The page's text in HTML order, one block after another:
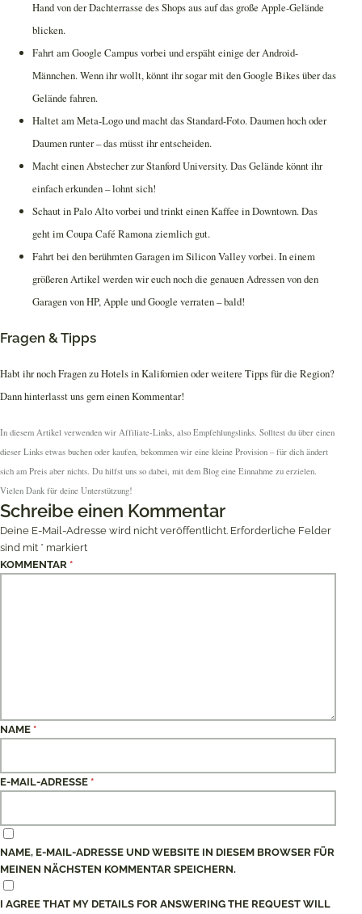
Hand von der Dachterrasse des Shops aus auf das große Apple-Gelände
blicken.
Fahrt am Google Campus vorbei und erspäht einige der Android-
Männchen. Wenn ihr wollt, könnt ihr sogar mit den Google Bikes über das
Gelände fahren.
Haltet am Meta-Logo und macht das Standard-Foto. Daumen hoch oder
Daumen runter – das müsst ihr entscheiden.
Macht einen Abstecher zur Stanford University. Das Gelände könnt ihr
einfach erkunden – lohnt sich!
Schaut in Palo Alto vorbei und trinkt einen Kaffee in Downtown. Das
geht im Coupa Café Ramona ziemlich gut.
Fahrt bei den berühmten Garagen im Silicon Valley vorbei. In einem
größeren Artikel werden wir euch noch die genauen Adressen von den
Garagen von HP, Apple und Google verraten – bald!
Fragen & Tipps
Habt ihr noch Fragen zu Hotels in Kalifornien oder weitere Tipps für die Region?
Dann hinterlasst uns gern einen Kommentar!
In diesem Artikel verwenden wir Affiliate-Links, also Empfehlungslinks. Solltest du über einen
dieser Links etwas buchen oder kaufen, bekommen wir eine kleine Provision – für dich ändert
sich am Preis aber nichts. Du hilfst uns so dabei, mit dem Blog eine Einnahme zu erzielen.
Vielen Dank für deine Unterstützung!
Schreibe einen Kommentar
Deine E-Mail-Adresse wird nicht veröffentlicht. Erforderliche Felder
sind mit * markiert
KOMMENTAR *
NAME *
E-MAIL-ADRESSE *
NAME, E-MAIL-ADRESSE UND WEBSITE IN DIESEM BROWSER FÜR
MEINEN NÄCHSTEN KOMMENTAR SPEICHERN.
I AGREE THAT MY DETAILS FOR ANSWERING THE REQUEST WILL